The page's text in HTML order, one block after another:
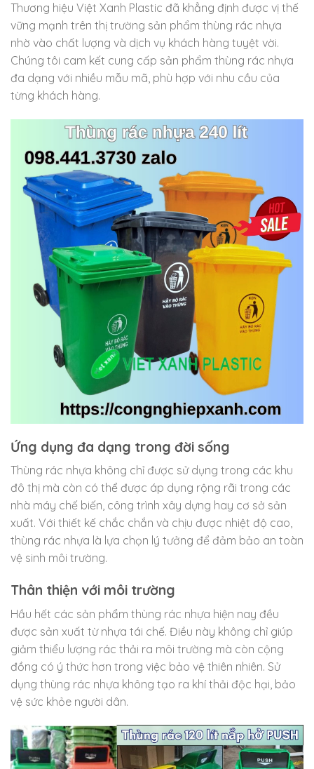
Thương hiệu Việt Xanh Plastic đã khẳng định được vị thế
vững mạnh trên thị trường sản phẩm thùng rác nhựa
nhờ vào chất lượng và dịch vụ khách hàng tuyệt vời.
Chúng tôi cam kết cung cấp sản phẩm thùng rác nhựa
đa dạng với nhiều mẫu mã, phù hợp với nhu cầu của
từng khách hàng.
Ứng dụng đa dạng trong đời sống
Thùng rác nhựa không chỉ được sử dụng trong các khu
đô thị mà còn có thể được áp dụng rộng rãi trong các
nhà máy chế biến, công trình xây dựng hay cơ sở sản
xuất. Với thiết kế chắc chắn và chịu được nhiệt độ cao,
thùng rác nhựa là lựa chọn lý tưởng để đảm bảo an toàn
vệ sinh môi trường.
Thân thiện với môi trường
Hầu hết các sản phẩm thùng rác nhựa hiện nay đều
được sản xuất từ nhựa tái chế. Điều này không chỉ giúp
giảm thiểu lượng rác thải ra môi trường mà còn cộng
đồng có ý thức hơn trong việc bảo vệ thiên nhiên. Sử
dụng thùng rác nhựa không tạo ra khí thải độc hại, bảo
vệ sức khỏe người dân.